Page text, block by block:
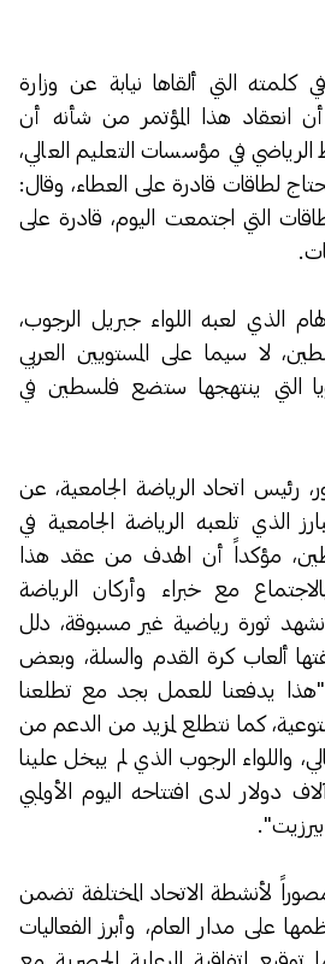
التي ألقاها نيابة عن وزارة
أن انعقاد هذا المؤتمر من شأنه أن
في مؤسسات التعليم العالي،
لطاقات قادرة على العطاء، وقال:
التي اجتمعت اليوم، قادرة على
الذي لعبه اللواء جبريل الرجوب،
لا سيما على المستويين العربي
التي ينتهجها ستضع فلسطين في
رئيس اتحاد الرياضة الجامعية، عن
الذي تلعبه الرياضة الجامعية في
مؤكداً أن الهدف من عقد هذا
مع خبراء وأركان الرياضة
نشهد ثورة رياضية غير مسبوقة، دلل
ألعاب كرة القدم والسلة، وبعض
"هذا يدفعنا للعمل بجد مع تطلعنا
كما نتطلع لمزيد من الدعم من
واللواء الرجوب الذي لم يبخل علينا
دولار لدى افتتاحه اليوم الأولمبي
لأنشطة الاتحاد المختلفة تضمن
على مدار العام، وأبرز الفعاليات